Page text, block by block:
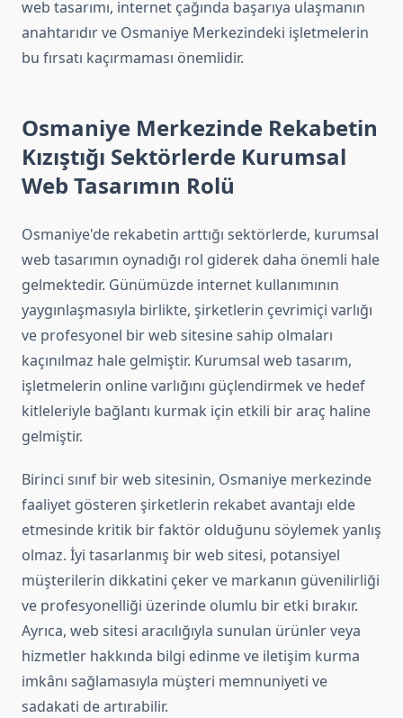
web tasarımı, internet çağında başarıya ulaşmanın
anahtarıdır ve Osmaniye Merkezindeki işletmelerin
bu fırsatı kaçırmaması önemlidir.
Osmaniye Merkezinde Rekabetin
Kızıştığı Sektörlerde Kurumsal
Web Tasarımın Rolü
Osmaniye'de rekabetin arttığı sektörlerde, kurumsal
web tasarımın oynadığı rol giderek daha önemli hale
gelmektedir. Günümüzde internet kullanımının
yaygınlaşmasıyla birlikte, şirketlerin çevrimiçi varlığı
ve profesyonel bir web sitesine sahip olmaları
kaçınılmaz hale gelmiştir. Kurumsal web tasarım,
işletmelerin online varlığını güçlendirmek ve hedef
kitleleriyle bağlantı kurmak için etkili bir araç haline
gelmiştir.
Birinci sınıf bir web sitesinin, Osmaniye merkezinde
faaliyet gösteren şirketlerin rekabet avantajı elde
etmesinde kritik bir faktör olduğunu söylemek yanlış
olmaz. İyi tasarlanmış bir web sitesi, potansiyel
müşterilerin dikkatini çeker ve markanın güvenilirliği
ve profesyonelliği üzerinde olumlu bir etki bırakır.
Ayrıca, web sitesi aracılığıyla sunulan ürünler veya
hizmetler hakkında bilgi edinme ve iletişim kurma
imkânı sağlamasıyla müşteri memnuniyeti ve
sadakati de artırabilir.